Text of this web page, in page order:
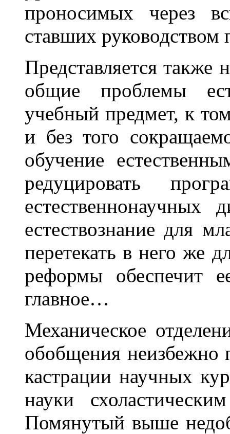
проносимых через
ставших руководством
Представляется
общие проблемы
учебный предмет, к
и без того
обучение
редуцировать
естествознание для
перетекать в него же
реформы обеспечит
главное…
Механическое
обобщения неизбежно
кастрации научных
науки
Помянутый выше